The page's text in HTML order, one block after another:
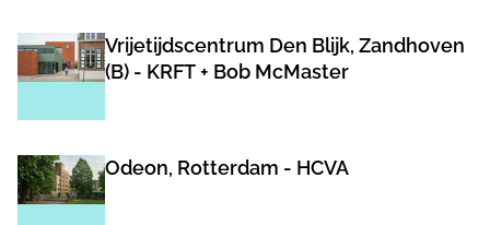
Vrijetijdscentrum Den Blijk, Zandhoven
(B) - KRFT + Bob McMaster
Odeon, Rotterdam - HCVA